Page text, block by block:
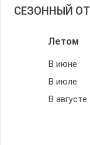
СЕЗОННЫЙ
Летом
В июне
В июле
В августе